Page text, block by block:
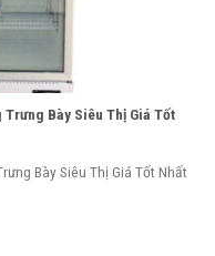
Trưng Bày Siêu Thị Giá Tốt
Bày Siêu Thị Giá Tốt Nhất